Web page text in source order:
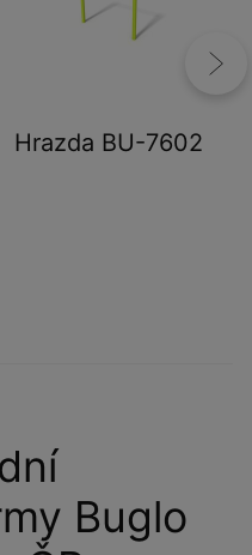
Hrazda BU-7602
Buglo